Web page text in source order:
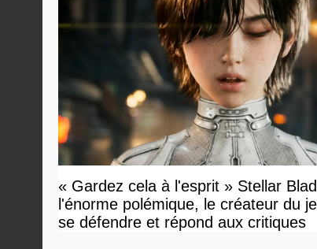
« Gardez cela à l'esprit » Stellar
l'énorme polémique, le créateur du
se défendre et répond aux critiques